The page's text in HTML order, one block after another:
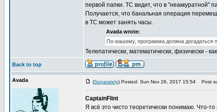
первой папки. TC видит, что в "неаккуратной"
Получается, что банальная операция
в TC может занять часы.
Avada wrote:
По-вашему, программа должна догадаться
Телепатически, математически, физически -
Back to top
Avada (Separately) Posted: Sun Nov 26, 2017 15:54 Post
CaptainFlint
Я всё это чисто теоретически понимаю. Что-